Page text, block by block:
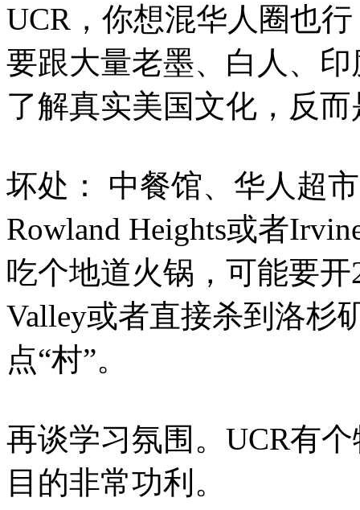
UCR，你想混华人圈也
要跟大量老墨、白人、
了解真实美国文化，反
坏处： 中餐馆、华人超
Rowland Heights或者
吃个地道火锅，可能要
Valley或者直接杀到洛杉
点“村”。
再谈学习氛围。UCR有
目的非常功利。